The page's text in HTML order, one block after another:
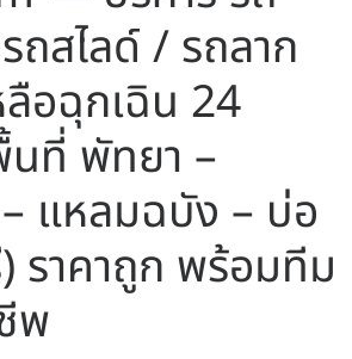
สไลด์ / รถลาก
ลือฉุกเฉิน 24
นที่ พัทยา –
แหลมฉบัง – บ่อ
ราคาถูก พร้อมทีม
พ